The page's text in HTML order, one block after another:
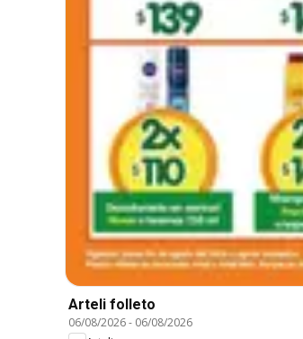
Arteli folleto
06/08/2026- 06/08/2026